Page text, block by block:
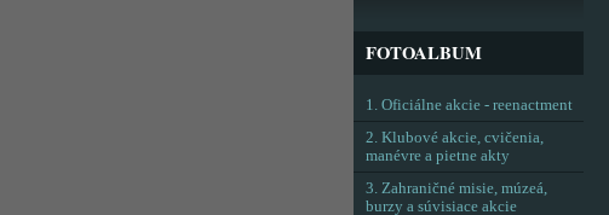
FOTOALBUM
1. Oficiálne akcie - reenactment
2. Klubové akcie, cvičenia,
manévre a pietne akty
3. Zahraničné misie, múzeá,
burzy a súvisiace akcie